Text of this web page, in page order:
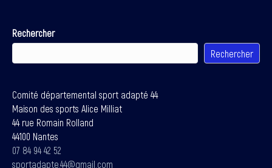
Rechercher
Rechercher
Comité départemental sport adapté 44
Maison des sports Alice Milliat
44 rue Romain Rolland
44100 Nantes
07 84 94 42 52
sportadapte.44@gmail.com